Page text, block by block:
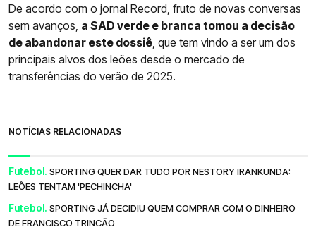
De acordo com o jornal Record, fruto de novas conversas
sem avanços, a SAD verde e branca tomou a decisão
de abandonar este dossiê , que tem vindo a ser um dos
principais alvos dos leões desde o mercado de
transferências do verão de 2025.
NOTÍCIAS RELACIONADAS
Futebol. SPORTING QUER DAR TUDO POR NESTORY IRANKUNDA:
LEÕES TENTAM 'PECHINCHA'
Futebol. SPORTING JÁ DECIDIU QUEM COMPRAR COM O DINHEIRO
DE FRANCISCO TRINCÃO